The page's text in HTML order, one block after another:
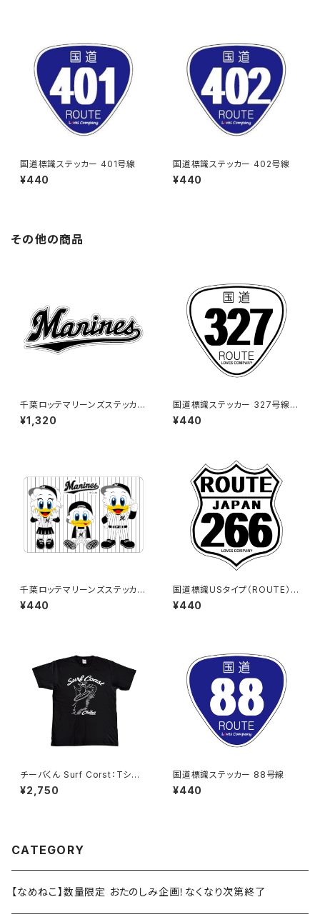
国道標識ステッカー 401号線
¥440
国道標識ステッカー 402号線
¥440
その他の商品
千葉ロッテマリーンズステッカー
16（特大）
¥1,320
国道標識ステッカー 327号線
（ホワイト）
¥440
千葉ロッテマリーンズステッカー
10
¥440
国道標識USタイプ（ROUTE）ス
テッカー 266号線（ホワイト）
¥440
チーバくん Surf Corst：Tシャ
ツ（Black）
¥2,750
国道標識ステッカー 88号線
¥440
CATEGORY
【なめねこ】数量限定 おたのしみ企画！なくなり次第終了